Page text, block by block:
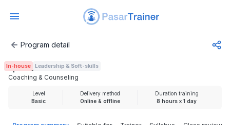
Coaching & Counseling
Program detail
In-house Leadership & Soft-skills
Coaching & Counseling
Rp 699.000
Level
Basic
Delivery method
Online & offline
Duration training
8 hours x 1 day